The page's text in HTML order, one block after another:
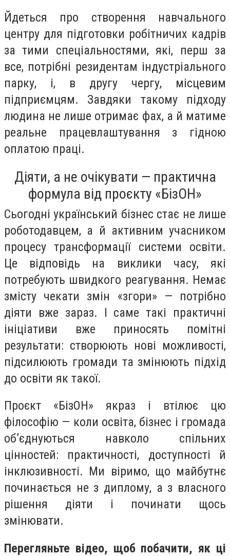
Йдеться про створення навчального
центру для підготовки робітничих кадрів
за тими спеціальностями, які, перш за
все, потрібні резидентам індустріального
парку, і, в другу чергу, місцевим
підприємцям. Завдяки такому підходу
людина не лише отримає фах, а й матиме
реальне працевлаштування з гідною
оплатою праці.
Діяти, а не очікувати — практична
формула від проєкту «БізОН»
Сьогодні український бізнес стає не лише
роботодавцем, а й активним учасником
процесу трансформації системи освіти.
Це відповідь на виклики часу, які
потребують швидкого реагування. Немає
змісту чекати змін «згори» — потрібно
діяти вже зараз. І саме такі практичні
ініціативи вже приносять помітні
результати: створюють нові можливості,
підсилюють громади та змінюють підхід
до освіти як такої.
Проєкт «БізОН» якраз і втілює цю
філософію — коли освіта, бізнес і громада
об’єднуються навколо спільних
цінностей: практичності, доступності й
інклюзивності. Ми віримо, що майбутнє
починається не з диплому, а з власного
рішення діяти і починати щось
змінювати.
Перегляньте відео, щоб побачити, як ці